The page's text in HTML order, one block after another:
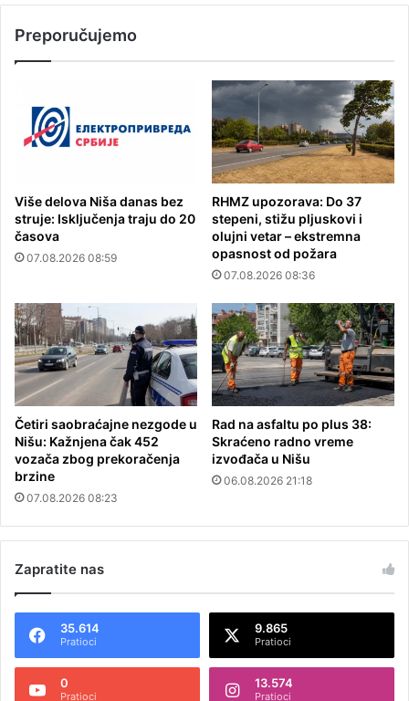
Preporučujemo
Više delova Niša danas bez
struje: Isključenja traju do 20
časova
07.08.2026 08:59
RHMZ upozorava: Do 37
stepeni, stižu pljuskovi i
olujni vetar – ekstremna
opasnost od požara
07.08.2026 08:36
Četiri saobraćajne nezgode u
Nišu: Kažnjena čak 452
vozača zbog prekoračenja
brzine
07.08.2026 08:23
Rad na asfaltu po plus 38:
Skraćeno radno vreme
izvođača u Nišu
06.08.2026 21:18
Zapratite nas
35.614
Pratioci
9.865
Pratioci
0
Pratioci
13.574
Pratioci